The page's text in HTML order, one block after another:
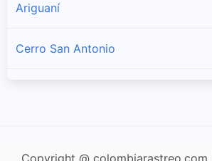
Ariguaní
Cerro San Antonio